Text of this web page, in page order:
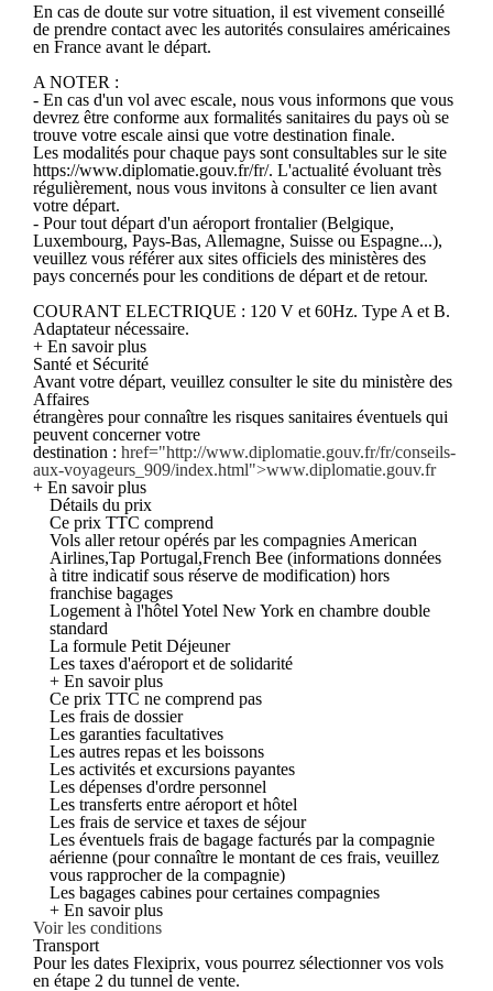
En cas de doute sur votre situation, il est vivement conseillé
de prendre contact avec les autorités consulaires américaines
en France avant le départ.
A NOTER :
- En cas d'un vol avec escale, nous vous informons que vous
devrez être conforme aux formalités sanitaires du pays où se
trouve votre escale ainsi que votre destination finale.
Les modalités pour chaque pays sont consultables sur le site
https://www.diplomatie.gouv.fr/fr/. L'actualité évoluant très
régulièrement, nous vous invitons à consulter ce lien avant
votre départ.
- Pour tout départ d'un aéroport frontalier (Belgique,
Luxembourg, Pays-Bas, Allemagne, Suisse ou Espagne...),
veuillez vous référer aux sites officiels des ministères des
pays concernés pour les conditions de départ et de retour.
COURANT ELECTRIQUE : 120 V et 60Hz. Type A et B.
Adaptateur nécessaire.
+ En savoir plus
Santé et Sécurité
Avant votre départ, veuillez consulter le site du ministère des
Affaires
étrangères pour connaître les risques sanitaires éventuels qui
peuvent concerner votre
destination : href="http://www.diplomatie.gouv.fr/fr/conseils-
aux-voyageurs_909/index.html">www.diplomatie.gouv.fr
+ En savoir plus
Détails du prix
Ce prix TTC comprend
Vols aller retour opérés par les compagnies American
Airlines,Tap Portugal,French Bee (informations données
à titre indicatif sous réserve de modification) hors
franchise bagages
Logement à l'hôtel Yotel New York en chambre double
standard
La formule Petit Déjeuner
Les taxes d'aéroport et de solidarité
+ En savoir plus
Ce prix TTC ne comprend pas
Les frais de dossier
Les garanties facultatives
Les autres repas et les boissons
Les activités et excursions payantes
Les dépenses d'ordre personnel
Les transferts entre aéroport et hôtel
Les frais de service et taxes de séjour
Les éventuels frais de bagage facturés par la compagnie
aérienne (pour connaître le montant de ces frais, veuillez
vous rapprocher de la compagnie)
Les bagages cabines pour certaines compagnies
+ En savoir plus
Voir les conditions
Transport
Pour les dates Flexiprix, vous pourrez sélectionner vos vols
en étape 2 du tunnel de vente.